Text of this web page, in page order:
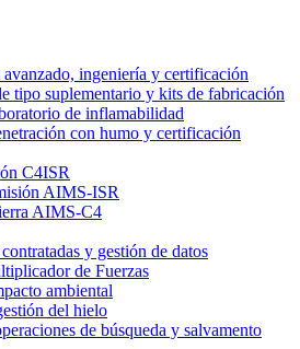
avanzado, ingeniería y certificación
tipo suplementario y kits de fabricación
de inflamabilidad
con humo y certificación
C4ISR
AIMS-ISR
AIMS-C4
y gestión de datos
de Fuerzas
ambiental
del hielo
de búsqueda y salvamento